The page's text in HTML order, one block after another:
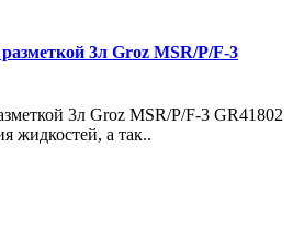
3л Groz MSR/P/F-3
3л Groz MSR/P/F-3 GR41802
жидкостей, а так..